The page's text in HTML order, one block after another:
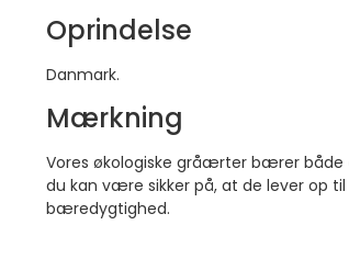
Oprindelse
Danmark.
Mærkning
Vores økologiske gråærter bærer både
du kan være sikker på, at de lever op
bæredygtighed.